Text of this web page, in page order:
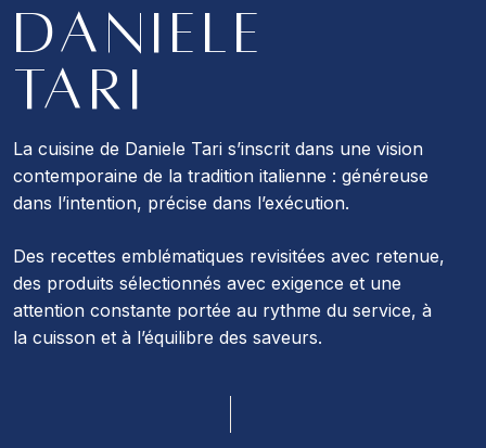
DANIELE
TARI
La cuisine de Daniele Tari s’inscrit dans une vision
contemporaine de la tradition italienne : généreuse
dans l’intention, précise dans l’exécution.
Des recettes emblématiques revisitées avec retenue,
des produits sélectionnés avec exigence et une
attention constante portée au rythme du service, à
la cuisson et à l’équilibre des saveurs.